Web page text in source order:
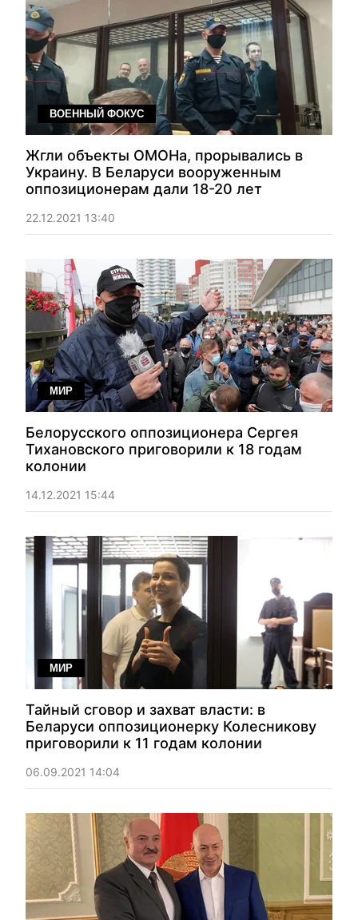
ВОЕННЫЙ ФОКУС
Жгли объекты ОМОНа, прорывались в
Украину. В Беларуси вооруженным
оппозиционерам дали 18-20 лет
22.12.2021 13:40
МИР
Белорусского оппозиционера Сергея
Тихановского приговорили к 18 годам
колонии
14.12.2021 15:44
МИР
Тайный сговор и захват власти: в
Беларуси оппозиционерку Колесникову
приговорили к 11 годам колонии
06.09.2021 14:04